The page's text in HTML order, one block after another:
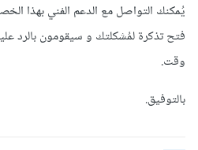
يُمكنك التواصل مع الدعم الفني بهذا
فتح تذكرة لمُشكلتك و سيقومون بالرد
وقت.
بالتوفيق.